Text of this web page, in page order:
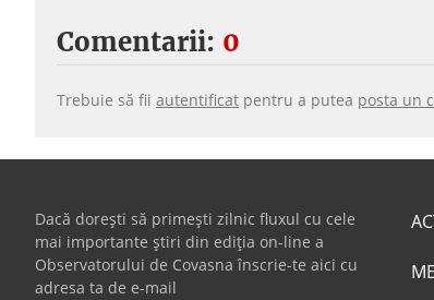
Comentarii: 0
Trebuie să fii autentificat pentru a putea posta un
Dacă dorești să primești zilnic fluxul cu cele
mai importante știri din ediția on-line a
Observatorului de Covasna înscrie-te aici cu
adresa ta de e-mail